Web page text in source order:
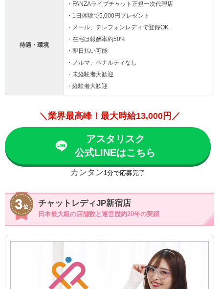
待遇・環境
・FANZAライブチャット正規一次代理店
・1日体験で5,000円プレゼント
・メール、テレフォンレディで登録OK
・在宅は報酬率約50%
・即日払い可能
・ノルマ、ペナルティなし
・未経験者大歓迎
・経験者大歓迎
＼業界最高峰！最大時給13,000円／
アスタリスク
公式LINEはこちら
カンタン1分で応募完了
チャットレディJP新宿店
日本最大級の店舗数と運営歴約20年の実績